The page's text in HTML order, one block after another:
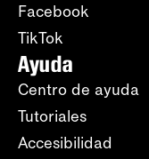
Facebook
TikTok
Ayuda
Centro de ayuda
Tutoriales
Accesibilidad